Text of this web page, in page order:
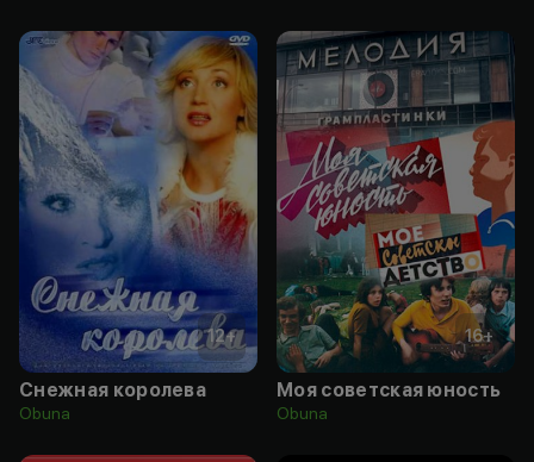
12+
Снежная королева
Obuna
16+
Моя советская юность
Obuna